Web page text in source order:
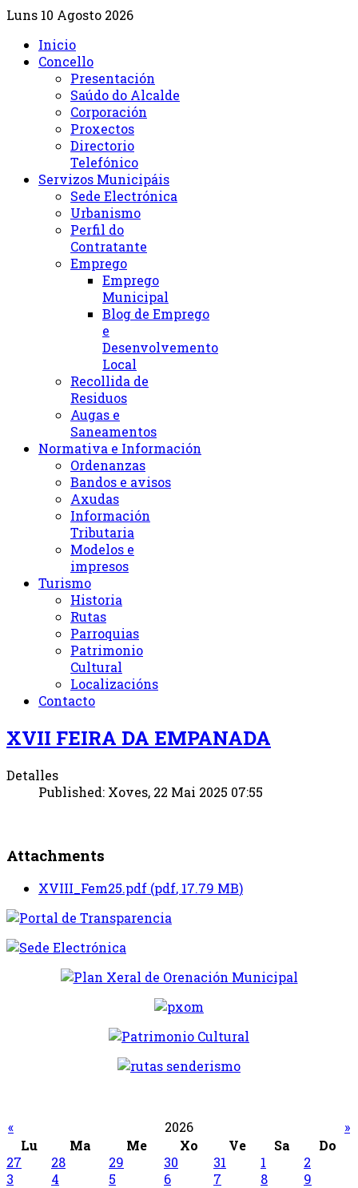
Luns 10 Agosto 2026
Inicio
Concello
Presentación
Saúdo do Alcalde
Corporación
Proxectos
Directorio
Telefónico
Servizos Municipáis
Sede Electrónica
Urbanismo
Perfil do
Contratante
Emprego
Emprego
Municipal
Blog de Emprego
e
Desenvolvemento
Local
Recollida de
Residuos
Augas e
Saneamentos
Normativa e Información
Ordenanzas
Bandos e avisos
Axudas
Información
Tributaria
Modelos e
impresos
Turismo
Historia
Rutas
Parroquias
Patrimonio
Cultural
Localizacións
Contacto
XVII FEIRA DA EMPANADA
Detalles
Published: Xoves, 22 Mai 2025 07:55
Attachments
XVIII_Fem25.pdf (pdf, 17.79 MB)
« 2026
»
Lu
Ma Me Xo Ve Sa
Do
27
28 29 30 31 1
2
3
4 5 6 7 8
9